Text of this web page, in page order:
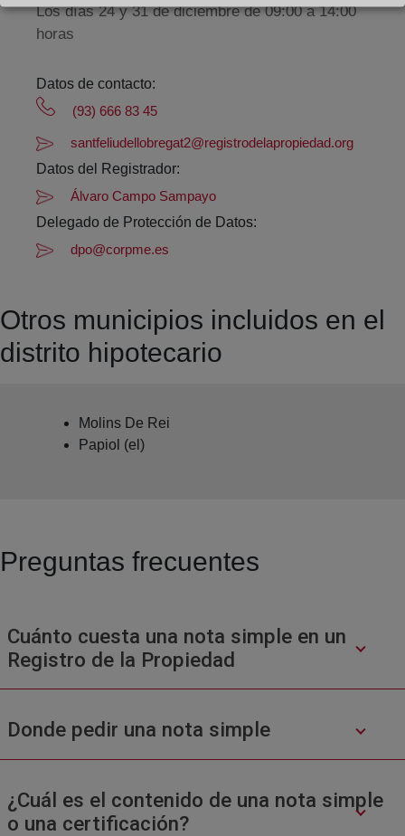
Los días 24 y 31 de diciembre de 09:00 a 14:00
horas
Datos de contacto:
(93) 666 83 45
santfeliudellobregat2@registrodelapropiedad.org
Datos del Registrador:
Álvaro Campo Sampayo
Delegado de Protección de Datos:
dpo@corpme.es
Otros municipios incluidos en el
distrito hipotecario
Molins De Rei
Papiol (el)
Preguntas frecuentes
Cuánto cuesta una nota simple en un
Registro de la Propiedad
Donde pedir una nota simple
¿Cuál es el contenido de una nota simple
o una certificación?